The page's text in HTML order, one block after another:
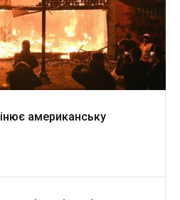
американську